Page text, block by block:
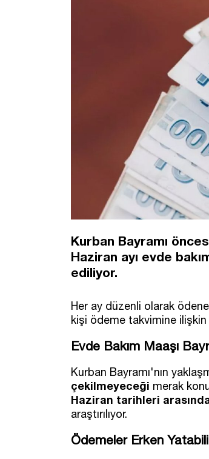
Kurban Bayramı
Haziran ayı evde
ediliyor.
Her ay düzenli olarak
kişi ödeme takvimine
Evde Bakım Maaşı
Kurban Bayramı'nın
çekilmeyeceği merak
Haziran tarihleri
araştırılıyor.
Ödemeler Erken